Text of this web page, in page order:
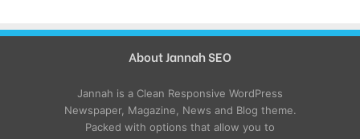
About Jannah SEO
Jannah is a Clean Responsive WordPress
Newspaper, Magazine, News and Blog theme.
Packed with options that allow you to